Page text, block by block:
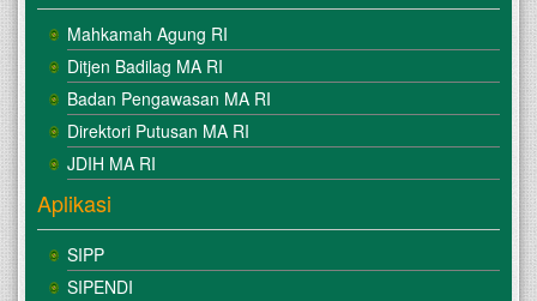
Mahkamah Agung RI
Ditjen Badilag MA RI
Badan Pengawasan MA RI
Direktori Putusan MA RI
JDIH MA RI
Aplikasi
SIPP
SIPENDI